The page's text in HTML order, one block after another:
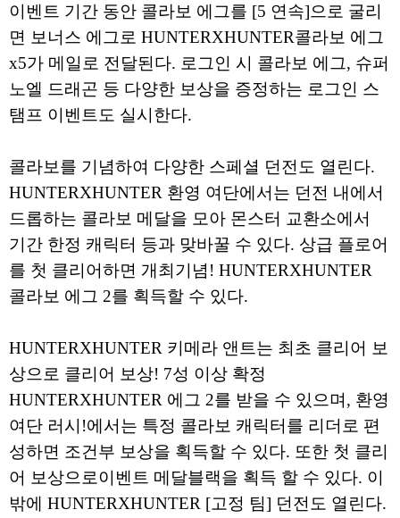
이벤트 기간 동안 콜라보 에그를 [5 연속]으로 굴리
면 보너스 에그로 HUNTERXHUNTER콜라보 에그
x5가 메일로 전달된다. 로그인 시 콜라보 에그, 슈퍼
노엘 드래곤 등 다양한 보상을 증정하는 로그인 스
탬프 이벤트도 실시한다.
콜라보를 기념하여 다양한 스페셜 던전도 열린다.
HUNTERXHUNTER 환영 여단에서는 던전 내에서
드롭하는 콜라보 메달을 모아 몬스터 교환소에서
기간 한정 캐릭터 등과 맞바꿀 수 있다. 상급 플로어
를 첫 클리어하면 개최기념! HUNTERXHUNTER
콜라보 에그 2를 획득할 수 있다.
HUNTERXHUNTER 키메라 앤트는 최초 클리어 보
상으로 클리어 보상! 7성 이상 확정
HUNTERXHUNTER 에그 2를 받을 수 있으며, 환영
여단 러시!에서는 특정 콜라보 캐릭터를 리더로 편
성하면 조건부 보상을 획득할 수 있다. 또한 첫 클리
어 보상으로이벤트 메달블랙을 획득 할 수 있다. 이
밖에 HUNTERXHUNTER [고정 팀] 던전도 열린다.